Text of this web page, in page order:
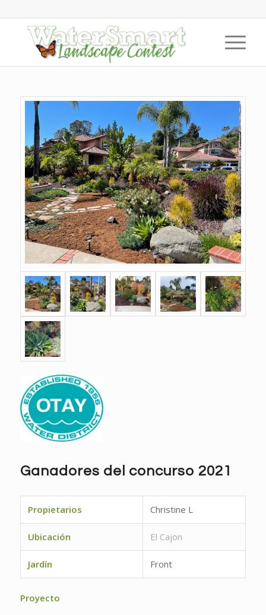
Ganadores del concurso 2021
Propietarios Christine L
Ubicación El Cajon
Jardín Front
Proyecto